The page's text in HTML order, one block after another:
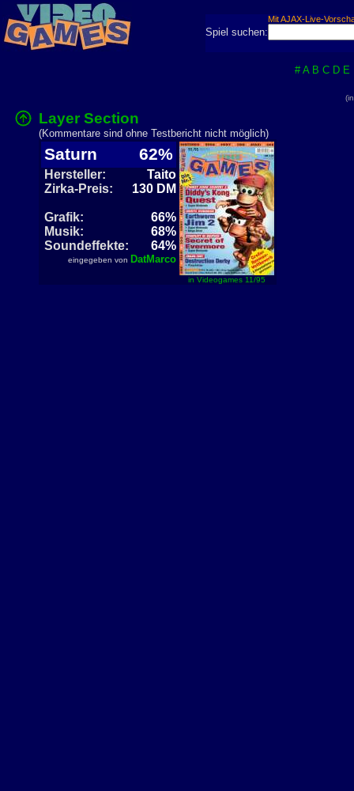
Mit AJAX-Live-
Spiel suchen:
# A B C D E
Layer Section
(Kommentare sind ohne Testbericht nicht möglich)
Saturn 62%
Hersteller:
Taito
Zirka-Preis:
130 DM
Grafik:
66%
Musik:
68%
Soundeffekte:
64%
eingegeben von DatMarco
in Videogames 11/95